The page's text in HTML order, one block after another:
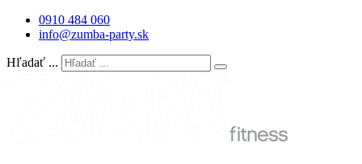
0910 484 060
info@zumba-party.sk
Hľadať ...